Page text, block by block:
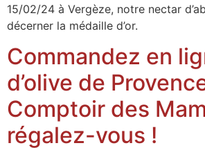
15/02/24 à Vergèze, notre nectar
décerner la médaille d’or.
Commandez en
d’olive de
Comptoir des
régalez-vous !